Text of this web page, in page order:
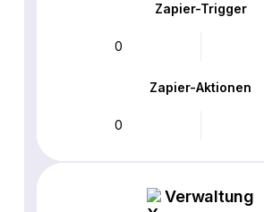
Zapier-Trigger
0
Zapier-Aktionen
0
Verwaltung